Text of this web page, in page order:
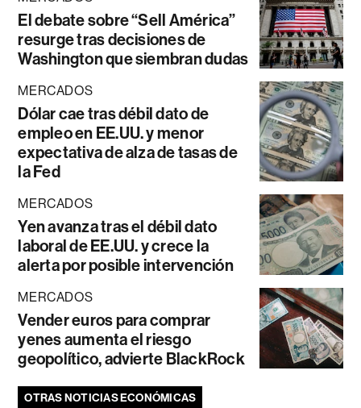
El debate sobre “Sell América”
resurge tras decisiones de
Washington que siembran dudas
MERCADOS
Dólar cae tras débil dato de
empleo en EE.UU. y menor
expectativa de alza de tasas de
la Fed
MERCADOS
Yen avanza tras el débil dato
laboral de EE.UU. y crece la
alerta por posible intervención
MERCADOS
Vender euros para comprar
yenes aumenta el riesgo
geopolítico, advierte BlackRock
OTRAS NOTICIAS ECONÓMICAS